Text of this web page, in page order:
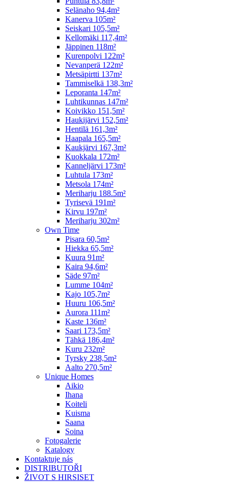
Selänaho 94,4m²
Kanerva 105m²
Seiskari 105,5m²
Kellomäki 117,4m²
Jäppinen 118m²
Kurenpolvi 122m²
Nevanperä 122m²
Metsäpirtti 137m²
Tammiselkä 138,3m²
Leporanta 147m²
Luhtikunnas 147m²
Koivikko 151,5m²
Haukijärvi 152,5m²
Hentilä 161,3m²
Haapala 165,5m²
Kaukjärvi 167,3m²
Kuokkala 172m²
Kanneljärvi 173m²
Luhtula 173m²
Metsola 174m²
Meriharju 188.5m²
Tyrisevä 191m²
Kirvu 197m²
Meriharju 302m²
Own Time
Pisara 60,5m²
Hiekka 65,5m²
Kuura 91m²
Kaira 94,6m²
Säde 97m²
Lumme 104m²
Kajo 105,7m²
Huuru 106,5m²
Aurora 111m²
Kaste 136m²
Saari 173,5m²
Tähkä 186,4m²
Kuru 232m²
Tyrsky 238,5m²
Aalto 270,5m²
Unique Homes
Aikio
Ihana
Koiteli
Kuisma
Saana
Soina
Fotogalerie
Katalogy
Kontaktuje nás
DISTRIBUTOŘI
ŽIVOT S HIRSISET